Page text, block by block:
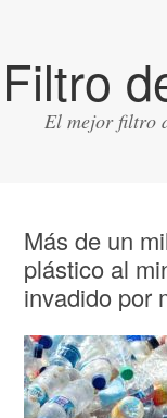
Filtro
El mejor filtro
Más de un
plástico al
invadido por